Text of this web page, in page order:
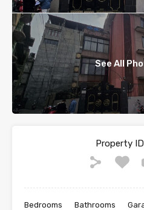
See All
Property
Bedrooms Bathrooms